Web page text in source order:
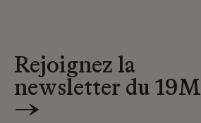
Rejoignez la
newsletter du 19M
→